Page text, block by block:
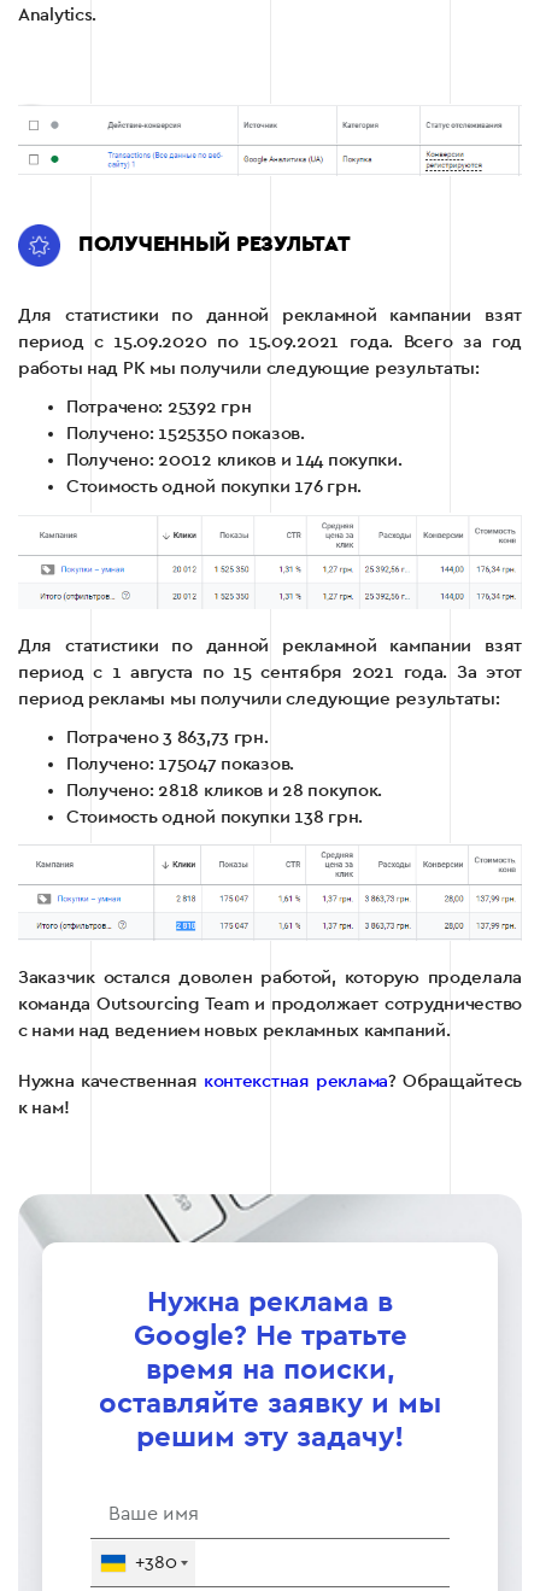
Analytics.
ПОЛУЧЕННЫЙ РЕЗУЛЬТАТ
Для статистики по данной рекламной кампании взят
период с 15.09.2020 по 15.09.2021 года. Всего за год
работы над РК мы получили следующие результаты:
Потрачено: 25392 грн
Получено: 1525350 показов.
Получено: 20012 кликов и 144 покупки.
Стоимость одной покупки 176 грн.
Для статистики по данной рекламной кампании взят
период с 1 августа по 15 сентября 2021 года. За этот
период рекламы мы получили следующие результаты:
Потрачено 3 863,73 грн.
Получено: 175047 показов.
Получено: 2818 кликов и 28 покупок.
Стоимость одной покупки 138 грн.
Заказчик остался доволен работой, которую проделала
команда Outsourcing Team и продолжает сотрудничество
с нами над ведением новых рекламных кампаний.
Нужна качественная контекстная реклама? Обращайтесь
к нам!
Нужна реклама в
Google? Не тратьте
время на поиски,
оставляйте заявку и мы
решим эту задачу!
+380